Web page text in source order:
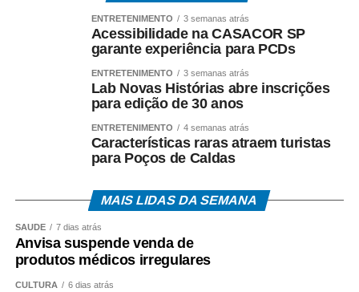
ENTRETENIMENTO 3 semanas atrás
Acessibilidade na CASACOR SP
garante experiência para PCDs
ENTRETENIMENTO 3 semanas atrás
Lab Novas Histórias abre inscrições
para edição de 30 anos
ENTRETENIMENTO 4 semanas atrás
Características raras atraem turistas
para Poços de Caldas
MAIS LIDAS DA SEMANA
SAÚDE 7 dias atrás
Anvisa suspende venda de
produtos médicos irregulares
CULTURA 6 dias atrás